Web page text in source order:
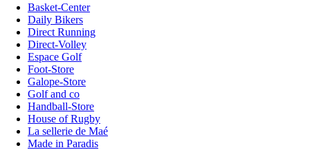
Basket-Center
Daily Bikers
Direct Running
Direct-Volley
Espace Golf
Foot-Store
Galope-Store
Golf and co
Handball-Store
House of Rugby
La sellerie de Maé
Made in Paradis